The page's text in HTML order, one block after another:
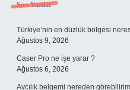
Sidebar
Son Yazılar
Türkiye’nin en düzlük bölgesi
Ağustos 9, 2026
Caser Pro ne işe yarar ?
Ağustos 6, 2026
Avcılık belgemi nereden